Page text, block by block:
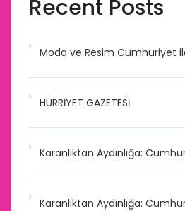
Recent Posts
Moda ve Resim Cumhuriyet
HÜRRİYET GAZETESİ
Karanlıktan Aydınlığa:
Karanlıktan Aydınlığa: